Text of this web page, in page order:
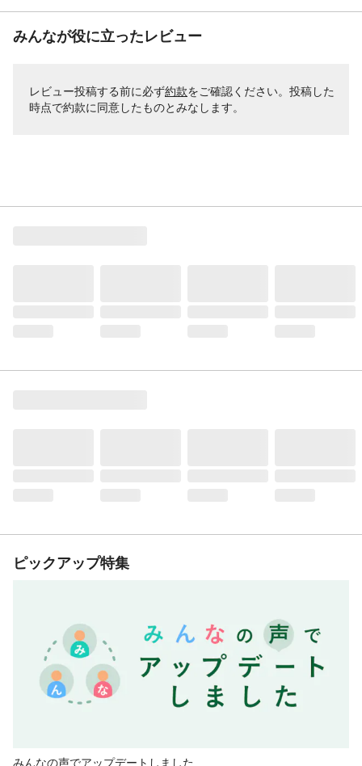
みんなが役に立ったレビュー
レビュー投稿する前に必ず約款をご確認ください。投稿した
時点で約款に同意したものとみなします。
ピックアップ特集
みんなの声でアップデートしました